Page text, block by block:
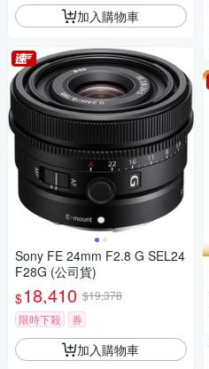
加入購物車
Sony FE 24mm F2.8 G SEL24
F28G (公司貨)
$18,410 $19,378
限時下殺
券
加入購物車